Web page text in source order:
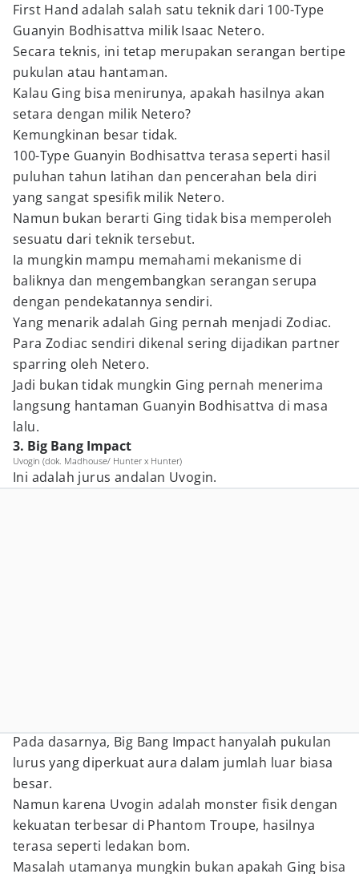
First Hand adalah salah satu teknik dari 100-Type
Guanyin Bodhisattva milik Isaac Netero.
Secara teknis, ini tetap merupakan serangan bertipe
pukulan atau hantaman.
Kalau Ging bisa menirunya, apakah hasilnya akan
setara dengan milik Netero?
Kemungkinan besar tidak.
100-Type Guanyin Bodhisattva terasa seperti hasil
puluhan tahun latihan dan pencerahan bela diri
yang sangat spesifik milik Netero.
Namun bukan berarti Ging tidak bisa memperoleh
sesuatu dari teknik tersebut.
Ia mungkin mampu memahami mekanisme di
baliknya dan mengembangkan serangan serupa
dengan pendekatannya sendiri.
Yang menarik adalah Ging pernah menjadi Zodiac.
Para Zodiac sendiri dikenal sering dijadikan partner
sparring oleh Netero.
Jadi bukan tidak mungkin Ging pernah menerima
langsung hantaman Guanyin Bodhisattva di masa
lalu.
3. Big Bang Impact
Uvogin (dok. Madhouse/ Hunter x Hunter)
Ini adalah jurus andalan Uvogin.
Pada dasarnya, Big Bang Impact hanyalah pukulan
lurus yang diperkuat aura dalam jumlah luar biasa
besar.
Namun karena Uvogin adalah monster fisik dengan
kekuatan terbesar di Phantom Troupe, hasilnya
terasa seperti ledakan bom.
Masalah utamanya mungkin bukan apakah Ging bisa